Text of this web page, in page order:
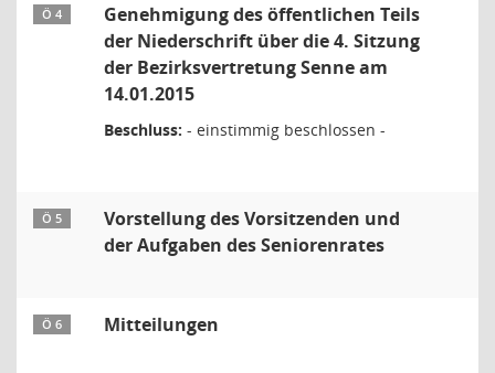
Ö 4
Genehmigung des öffentlichen Teils
der Niederschrift über die 4. Sitzung
der Bezirksvertretung Senne am
14.01.2015
Beschluss: - einstimmig beschlossen -
Ö 5
Vorstellung des Vorsitzenden und
der Aufgaben des Seniorenrates
Ö 6 Mitteilungen